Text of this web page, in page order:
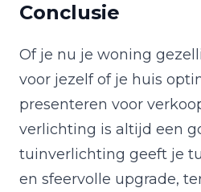
Conclusie
Of je nu je woning
voor jezelf of je huis
presenteren voor
verlichting is altijd een
tuinverlichting geeft je
en sfeervolle upgrade,